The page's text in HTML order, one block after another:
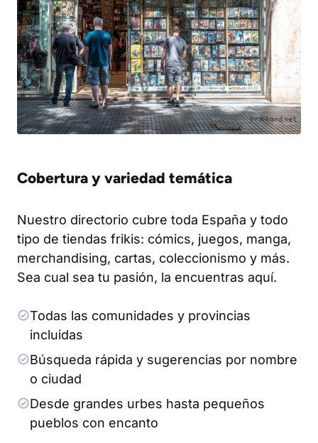
Cobertura y variedad temática
Nuestro directorio cubre toda España y todo
tipo de tiendas frikis: cómics, juegos, manga,
merchandising, cartas, coleccionismo y más.
Sea cual sea tu pasión, la encuentras aquí.
Todas las comunidades y provincias
incluidas
Búsqueda rápida y sugerencias por nombre
o ciudad
Desde grandes urbes hasta pequeños
pueblos con encanto